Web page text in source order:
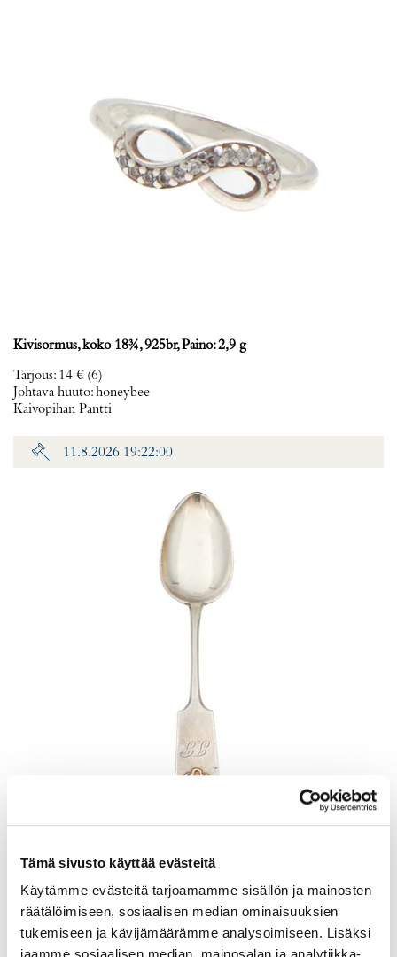
Tämä sivusto käyttää evästeitä
Käytämme evästeitä tarjoamamme sisällön ja mainosten
räätälöimiseen, sosiaalisen median ominaisuuksien
tukemiseen ja kävijämäärämme analysoimiseen. Lisäksi
Kivisormus, koko 18¾, 925br, Paino: 2,9 g
Tarjous: 14 € (6)
Johtava huuto:honeybee
Kaivopihan Pantti
11.8.2026 19:22:00
Otinlusikka, Musla, pituus 205mm, kaiverrettu, 813, Paino: 57,7 g
Lähtöhinta: 70 €
Johtava huuto:
Kaivopihan Pantti